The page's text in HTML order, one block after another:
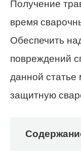
Получение
время
Обеспечить
повреждений
данной
защитную